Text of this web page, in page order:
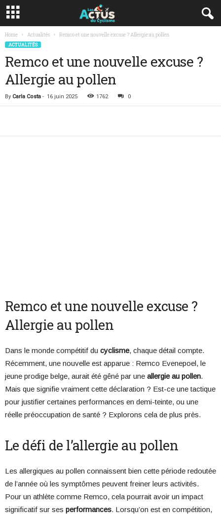
Home Actualités Remco et une nouvelle excuse ? Allergie au pollen
ACTUALITÉS
Remco et une nouvelle excuse ?
Allergie au pollen
By Carla Costa - 16 juin 2025 1762 0
Remco et une nouvelle excuse ?
Allergie au pollen
Dans le monde compétitif du cyclisme, chaque détail compte.
Récemment, une nouvelle est apparue : Remco Evenepoel, le
jeune prodige belge, aurait été gêné par une allergie au pollen.
Mais que signifie vraiment cette déclaration ? Est-ce une tactique
pour justifier certaines performances en demi-teinte, ou une
réelle préoccupation de santé ? Explorons cela de plus près.
Le défi de l’allergie au pollen
Les allergiques au pollen connaissent bien cette période redoutée
de l’année où les symptômes peuvent freiner leurs activités.
Pour un athlète comme Remco, cela pourrait avoir un impact
significatif sur ses performances. Lorsqu’on est en compétition,